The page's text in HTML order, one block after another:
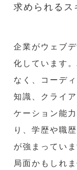
求められるス
企業がウェブ
化しています
なく、コーデ
知識、クライ
ケーション能
り、学歴や職
が強まってい
局面かもしれ